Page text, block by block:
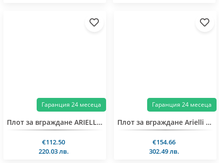
Гаранция 24 месеца
Плот за вграждане ARIELLI ACH-644T
€112.50
220.03 лв.
Гаранция 24 месеца
Плот за вграждане Arielli ACH-583IND
€154.66
302.49 лв.